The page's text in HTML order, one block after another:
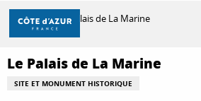
Aller
contenu
principal
DÉCOUVRIR
Accueil Le Palais de La Marine
Le Palais de La Marine
SITE ET MONUMENT HISTORIQUE